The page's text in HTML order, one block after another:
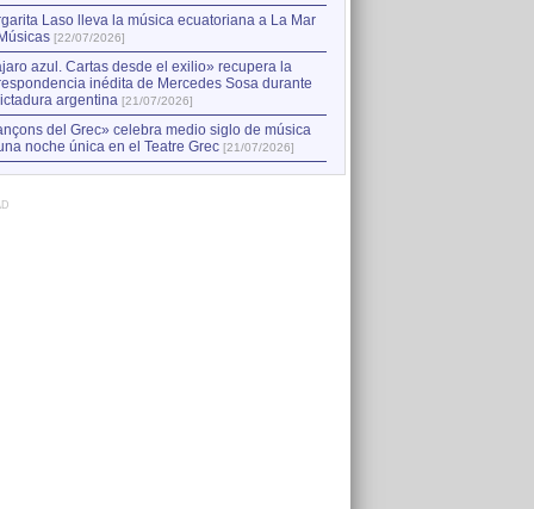
Laso lleva la música ecuatoriana a La Mar
[22/07/2026]
azul. Cartas desde el exilio» recupera la
inédita de Mercedes Sosa durante
argentina [21/07/2026]
del Grec» celebra medio siglo de música
noche única en el Teatre Grec [21/07/2026]